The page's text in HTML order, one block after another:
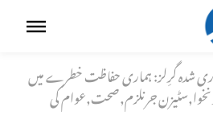
شدہ گرِلز: ہماری حفاظت خطرے میں
جرنلزم,صحت,عوام کی